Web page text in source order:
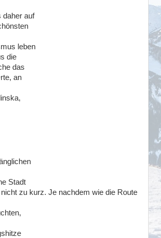
daher auf
leben
die
das
an
Stadt
zu kurz. Je nachdem wie die Route